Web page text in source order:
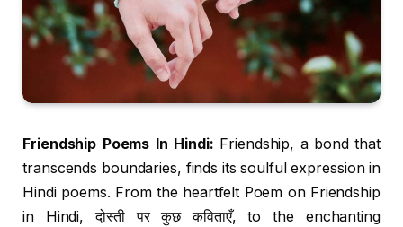
Friendship Poems In Hindi: Friendship, a bond that
transcends boundaries, finds its soulful expression in
Hindi poems. From the heartfelt Poem on Friendship
in Hindi, दोस्ती पर कुछ कविताएँ, to the enchanting